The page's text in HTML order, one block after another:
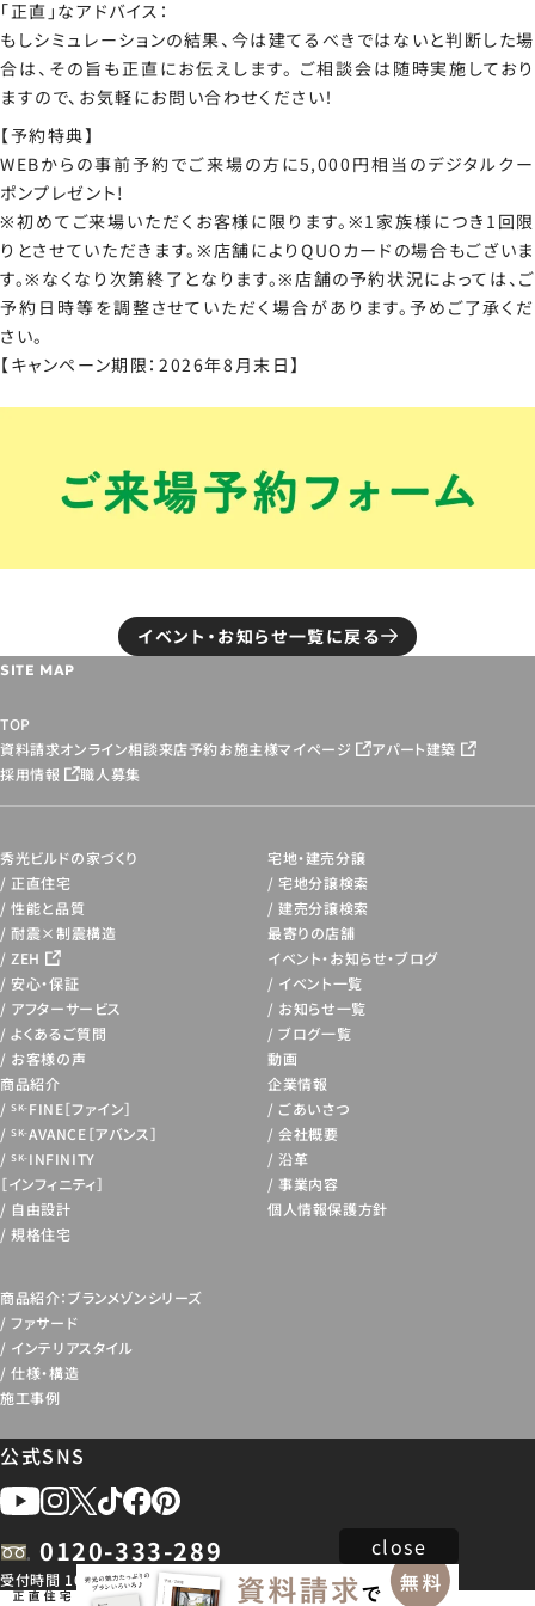
「正直」なアドバイス：
もしシミュレーションの結果、今は建てるべきではないと判断した場
合は、その旨も正直にお伝えします。 ご相談会は随時実施しており
ますので、お気軽にお問い合わせください！
【予約特典】
WEBからの事前予約でご来場の方に5,000円相当のデジタルクー
ポンプレゼント!
※初めてご来場いただくお客様に限ります。※1家族様につき1回限
りとさせていただきます。※店舗によりQUOカードの場合もございま
す。※なくなり次第終了となります。※店舗の予約状況によっては、ご
予約日時等を調整させていただく場合があります。予めご了承くだ
さい。
【キャンペーン期限：2026年8月末日】
イベント・お知らせ一覧に戻る
SITE MAP
TOP
資料請求オンライン相談来店予約お施主様マイページ
アパート建築
採用情報
職人募集
秀光ビルドの家づくり
正直住宅
性能と品質
耐震×制震構造
ZEH
安心・保証
アフターサービス
よくあるご質問
お客様の声
商品紹介
SK-FINE［ファイン］
SK-AVANCE［アバンス］
SK-INFINITY
［インフィニティ］
自由設計
規格住宅
商品紹介：ブランメゾンシリーズ
ファサード
インテリアスタイル
仕様・構造
施工事例
宅地・建売分譲
宅地分譲検索
建売分譲検索
最寄りの店舗
イベント・お知らせ・ブログ
イベント一覧
お知らせ一覧
ブログ一覧
動画
企業情報
ごあいさつ
会社概要
沿革
事業内容
個人情報保護方針
公式SNS
0120-333-289
受付時間 10:00 ~ 18:30 ※各都道府県の基幹店舗へ繋がります。
close